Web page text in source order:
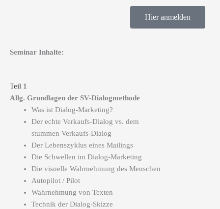
Hier anmelden
Seminar Inhalte:
Teil 1
Allg. Grundlagen der SV-Dialogmethode
Was ist Dialog-Marketing?
Der echte Verkaufs-Dialog vs. dem
stummen Verkaufs-Dialog
Der Lebenszyklus eines Mailings
Die Schwellen im Dialog-Marketing
Die visuelle Wahrnehmung des Menschen
Autopilot / Pilot
Wahrnehmung von Texten
Technik der Dialog-Skizze